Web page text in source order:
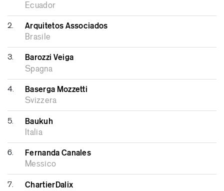
Ecuador
2. Arquitetos Associados
Brasile
3. Barozzi Veiga
Spagna
4. Baserga Mozzetti
Svizzera
5. Baukuh
Italia
6. Fernanda Canales
Messico
7. ChartierDalix